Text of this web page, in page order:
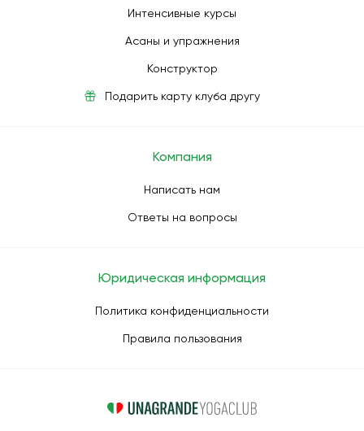
Интенсивные курсы
Асаны и упражнения
Конструктор
Подарить карту клуба другу
Компания
Написать нам
Ответы на вопросы
Юридическая информация
Политика конфиденциальности
Правила пользования